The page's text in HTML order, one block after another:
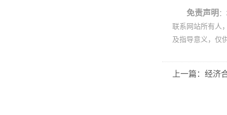
免责声明
联系网站所有人
及指导意义，仅
上一篇：经济